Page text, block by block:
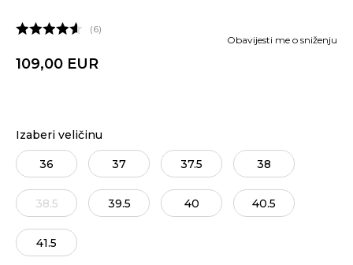
6
109,00 EUR
Obavijesti me o sniženju
Izaberi veličinu
36 37 37.5 38
38.5 39.5 40 40.5
41.5